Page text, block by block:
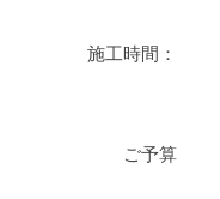
：
算